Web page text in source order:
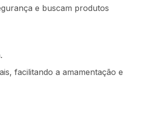
e buscam produtos
facilitando a amamentação e